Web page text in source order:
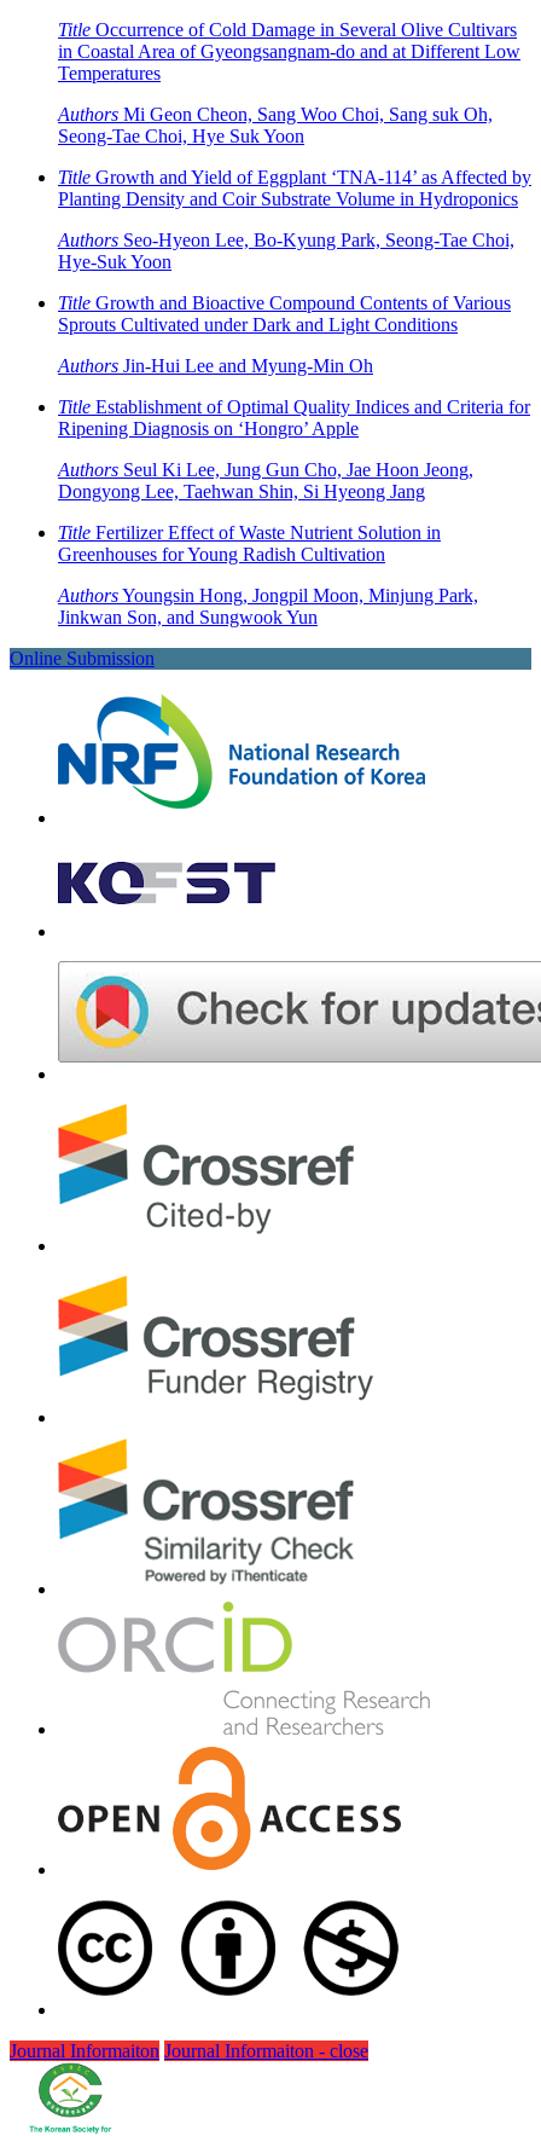
Title Occurrence of Cold Damage in Several Olive Cultivars
in Coastal Area of Gyeongsangnam-do and at Different Low
Temperatures
Authors Mi Geon Cheon, Sang Woo Choi, Sang suk Oh,
Seong-Tae Choi, Hye Suk Yoon
Title Growth and Yield of Eggplant ‘TNA-114’ as Affected by
Planting Density and Coir Substrate Volume in Hydroponics
Authors Seo-Hyeon Lee, Bo-Kyung Park, Seong-Tae Choi,
Hye-Suk Yoon
Title Growth and Bioactive Compound Contents of Various
Sprouts Cultivated under Dark and Light Conditions
Authors Jin-Hui Lee and Myung-Min Oh
Title Establishment of Optimal Quality Indices and Criteria for
Ripening Diagnosis on ‘Hongro’ Apple
Authors Seul Ki Lee, Jung Gun Cho, Jae Hoon Jeong,
Dongyong Lee, Taehwan Shin, Si Hyeong Jang
Title Fertilizer Effect of Waste Nutrient Solution in
Greenhouses for Young Radish Cultivation
AuthorsYoungsin Hong, Jongpil Moon, Minjung Park,
Jinkwan Son, and Sungwook Yun
Online Submission
Journal Informaiton Journal Informaiton - close